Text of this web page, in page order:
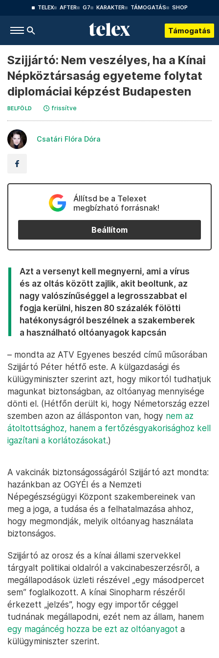
TELEX AFTER G7 KARAKTER TÁMOGATÁS SHOP
Támogatás
Szijjártó: Nem veszélyes, ha a Kínai
Népköztársaság egyeteme folytat
diplomáciai képzést Budapesten
BELFÖLD frissítve
Csatári Flóra Dóra
Állítsd be a Telexet
megbízható forrásnak!
Beállítom
Azt a versenyt kell megnyerni, ami a vírus
és az oltás között zajlik, akit beoltunk, az
nagy valószínűséggel a legrosszabbat el
fogja kerülni, hiszen 80 százalék fölötti
hatékonyságról beszélnek a szakemberek
a használható oltóanyagok kapcsán
– mondta az ATV Egyenes beszéd című műsorában
Szijjártó Péter hétfő este. A külgazdasági és
külügyminiszter szerint azt, hogy mikortól tudhatjuk
magunkat biztonságban, az oltóanyag mennyisége
dönti el. (Hétfőn derült ki, hogy Németország ezzel
szemben azon az állásponton van, hogy nem az
átoltottsághoz, hanem a fertőzésgyakorisághoz kell
igazítani a korlátozásokat.)
A vakcinák biztonságosságáról Szijjártó azt mondta:
hazánkban az OGYÉI és a Nemzeti
Népegészségügyi Központ szakembereinek van
meg a joga, a tudása és a felhatalmazása ahhoz,
hogy megmondják, melyik oltóanyag használata
biztonságos.
Szijjártó az orosz és a kínai állami szervekkel
tárgyalt politikai oldalról a vakcinabeszerzésről, a
megállapodások üzleti részével „egy másodpercet
sem” foglalkozott. A kínai Sinopharm részéről
érkezett „jelzés”, hogy egy importőr céggel
tudnának megállapodni, ezét nem az állam, hanem
egy magáncég hozza be ezt az oltóanyagot a
külügyminiszter szerint.